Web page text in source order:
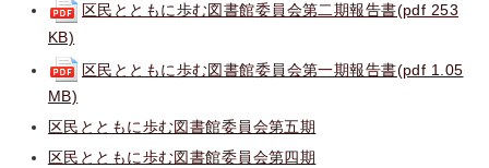
区民とともに歩む図書館委員会第二期報告書(pdf 253
KB)
区民とともに歩む図書館委員会第一期報告書(pdf 1.05
MB)
区民とともに歩む図書館委員会第五期
区民とともに歩む図書館委員会第四期